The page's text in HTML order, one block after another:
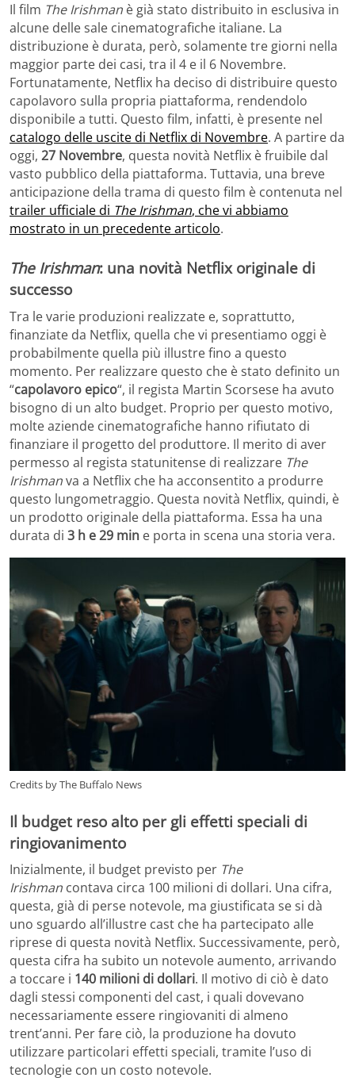
Il film The Irishman è già stato distribuito in esclusiva in
alcune delle sale cinematografiche italiane. La
distribuzione è durata, però, solamente tre giorni nella
maggior parte dei casi, tra il 4 e il 6 Novembre.
Fortunatamente, Netflix ha deciso di distribuire questo
capolavoro sulla propria piattaforma, rendendolo
disponibile a tutti. Questo film, infatti, è presente nel
catalogo delle uscite di Netflix di Novembre. A partire da
oggi, 27 Novembre, questa novità Netflix è fruibile dal
vasto pubblico della piattaforma. Tuttavia, una breve
anticipazione della trama di questo film è contenuta nel
trailer ufficiale di The Irishman, che vi abbiamo
mostrato in un precedente articolo.
The Irishman: una novità Netflix originale di
successo
Tra le varie produzioni realizzate e, soprattutto,
finanziate da Netflix, quella che vi presentiamo oggi è
probabilmente quella più illustre fino a questo
momento. Per realizzare questo che è stato definito un
“capolavoro epico“, il regista Martin Scorsese ha avuto
bisogno di un alto budget. Proprio per questo motivo,
molte aziende cinematografiche hanno rifiutato di
finanziare il progetto del produttore. Il merito di aver
permesso al regista statunitense di realizzare The
Irishmanva a Netflix che ha acconsentito a produrre
questo lungometraggio. Questa novità Netflix, quindi, è
un prodotto originale della piattaforma. Essa ha una
durata di 3 h e 29 min e porta in scena una storia vera.
Credits by The Buffalo News
Il budget reso alto per gli effetti speciali di
ringiovanimento
Inizialmente, il budget previsto per The
Irishman contava circa 100 milioni di dollari. Una cifra,
questa, già di perse notevole, ma giustificata se si dà
uno sguardo all’illustre cast che ha partecipato alle
riprese di questa novità Netflix. Successivamente, però,
questa cifra ha subito un notevole aumento, arrivando
a toccare i 140 milioni di dollari. Il motivo di ciò è dato
dagli stessi componenti del cast, i quali dovevano
necessariamente essere ringiovaniti di almeno
trent’anni. Per fare ciò, la produzione ha dovuto
utilizzare particolari effetti speciali, tramite l’uso di
tecnologie con un costo notevole.